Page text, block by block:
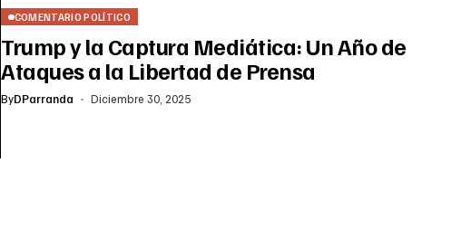
COMENTARIO POLÍTICO
Trump y la Captura Mediática: Un Año de
Ataques a la Libertad de Prensa
ByDParranda Diciembre 30, 2025